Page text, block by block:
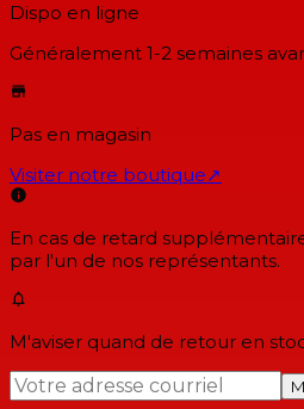
Dispo en ligne
Généralement 1-2 semaines
Pas en magasin
Visiter notre boutique↗
En cas de retard
par l'un de nos représentants.
M'aviser quand de retour en